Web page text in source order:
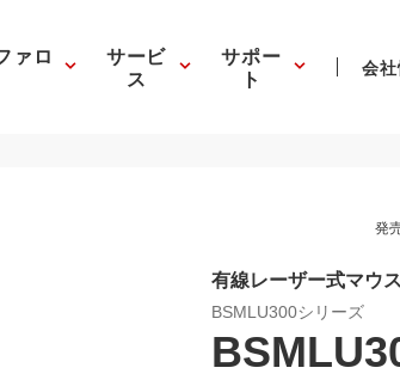
ァロ サービ
ス
サポー
ト 会
発
有線レーザー式マウ
BSMLU300シリーズ